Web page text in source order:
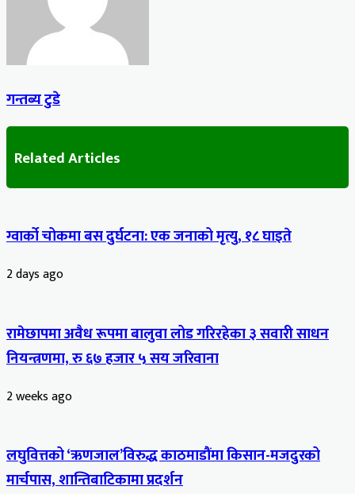
गन्तब्य टुडे
Related Articles
ग्वार्को चोकमा बस दुर्घटना: एक जनाको मृत्यु, १८ घाइते
2 days ago
रामेछापमा अवैध रूपमा बालुवा लोड गरिरहेका ३ सवारी साधन
नियन्त्रणमा, रु ६७ हजार ५ सय जरिवाना
2 weeks ago
लघुवित्तको ‘ऋणजाल’विरुद्ध काठमाडौंमा किसान-मजदुरको
मार्चपास, शान्तिबाटिकामा प्रदर्शन